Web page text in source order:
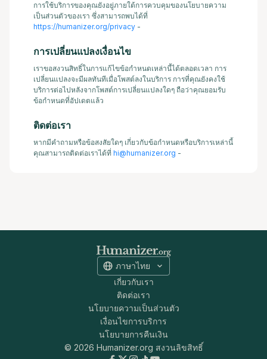
การใช้บริการของคุณยังอยู่ภายใต้การควบคุมของนโยบายความ
เป็นส่วนตัวของเรา ซึ่งสามารถพบได้ที่
https://humanizer.org/privacy -
การเปลี่ยนแปลงเงื่อนไข
เราขอสงวนสิทธิ์ในการแก้ไขข้อกำหนดเหล่านี้ได้ตลอดเวลา การ
เปลี่ยนแปลงจะมีผลทันทีเมื่อโพสต์ลงในบริการ การที่คุณยังคงใช้
บริการต่อไปหลังจากโพสต์การเปลี่ยนแปลงใดๆ ถือว่าคุณยอมรับ
ข้อกำหนดที่อัปเดตแล้ว
ติดต่อเรา
หากมีคำถามหรือข้อสงสัยใดๆ เกี่ยวกับข้อกำหนดหรือบริการเหล่านี้
คุณสามารถติดต่อเราได้ที่ hi@humanizer.org -
ภาษาไทย
เกี่ยวกับเรา
ติดต่อเรา
นโยบายความเป็นส่วนตัว
เงื่อนไขการบริการ
นโยบายการคืนเงิน
© 2026 Humanizer.org สงวนลิขสิทธิ์